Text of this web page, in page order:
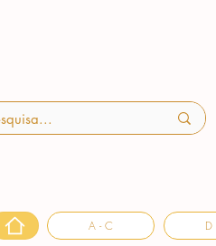
A - C D